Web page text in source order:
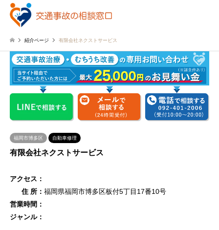
紹介ページ 有限会社ネクストサービス
福岡市博多区 自動車修理
有限会社ネクストサービス
アクセス：
住 所： 福岡県福岡市博多区板付5丁目17番10号
営業時間：
ジャンル：